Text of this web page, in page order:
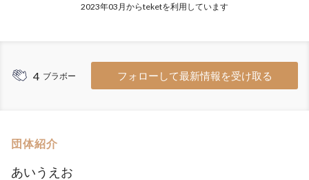
2023年03月からteketを利用しています
4 ブラボー フォローして最新情報を受け取る
団体紹介
あいうえお